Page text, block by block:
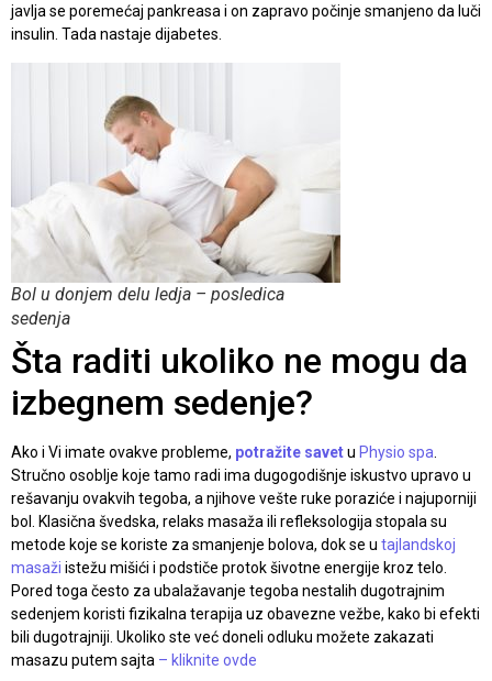
javlja se poremećaj pankreasa i on zapravo počinje smanjeno da luči
insulin. Tada nastaje dijabetes.
Bol u donjem delu ledja – posledica
sedenja
Šta raditi ukoliko ne mogu da
izbegnem sedenje?
Ako i Vi imate ovakve probleme, potražite savetu Physio spa
Stručno osoblje koje tamo radi ima dugogodišnje iskustvo upravo u
rešavanju ovakvih tegoba, a njihove vešte ruke poraziće i najuporniji
bol. Klasična švedska, relaks masaža ili refleksologija stopala su
metode koje se koriste za smanjenje bolova, dok se u tajlandskoj
masaži istežu mišići i podstiče protok šivotne energije kroz telo.
Pored toga često za ubalažavanje tegoba nestalih dugotrajnim
sedenjem koristi fizikalna terapija uz obavezne vežbe, kako bi efekti
bili dugotrajniji. Ukoliko ste već doneli odluku možete zakazati
masazu putem sajta – kliknite ovde